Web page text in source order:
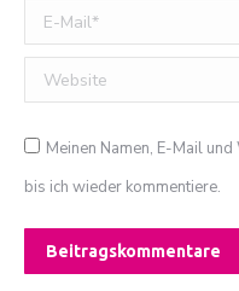
E-Mail *
Website
Meinen Namen, E-Mail
bis ich wieder kommentiere.
Beitragskommentare